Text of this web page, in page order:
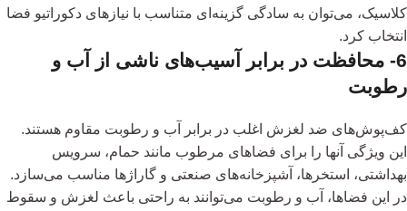
کلاسیک، می‌توان به سادگی گزینه‌ای متناسب با نیازهای دکوراتیو فضا
انتخاب کرد.
6- محافظت در برابر آسیب‌های ناشی از آب و
رطوبت
کف‌پوش‌های ضد لغزش اغلب در برابر آب و رطوبت مقاوم هستند.
این ویژگی آنها را برای فضاهای مرطوب مانند حمام، سرویس
بهداشتی، استخرها، آشپزخانه‌های صنعتی و گاراژها مناسب می‌سازد.
در این فضاها، آب و رطوبت می‌توانند به راحتی باعث لغزش و سقوط